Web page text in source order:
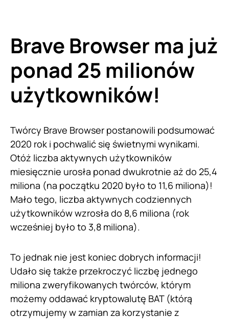
Brave Browser ma już
ponad 25 milionów
użytkowników!
Twórcy Brave Browser postanowili podsumować
2020 rok i pochwalić się świetnymi wynikami.
Otóż liczba aktywnych użytkowników
miesięcznie urosła ponad dwukrotnie aż do 25,4
miliona (na początku 2020 było to 11,6 miliona)!
Mało tego, liczba aktywnych codziennych
użytkowników wzrosła do 8,6 miliona (rok
wcześniej było to 3,8 miliona).
To jednak nie jest koniec dobrych informacji!
Udało się także przekroczyć liczbę jednego
miliona zweryfikowanych twórców, którym
możemy oddawać kryptowalutę BAT (którą
otrzymujemy w zamian za korzystanie z